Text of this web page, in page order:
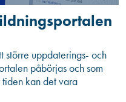
större uppdaterings- och
påbörjas och som
kan det vara